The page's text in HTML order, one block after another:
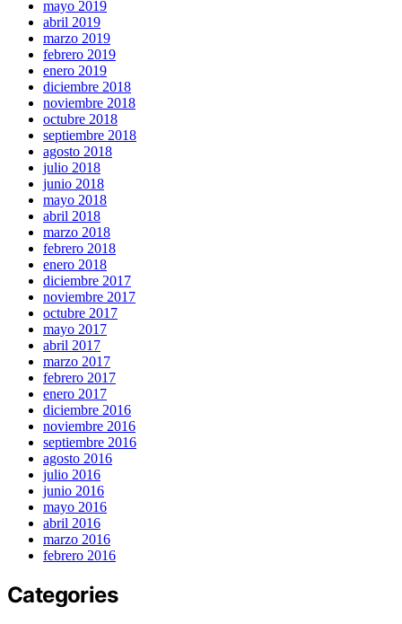
mayo 2019
abril 2019
marzo 2019
febrero 2019
enero 2019
diciembre 2018
noviembre 2018
octubre 2018
septiembre 2018
agosto 2018
julio 2018
junio 2018
mayo 2018
abril 2018
marzo 2018
febrero 2018
enero 2018
diciembre 2017
noviembre 2017
octubre 2017
mayo 2017
abril 2017
marzo 2017
febrero 2017
enero 2017
diciembre 2016
noviembre 2016
septiembre 2016
agosto 2016
julio 2016
junio 2016
mayo 2016
abril 2016
marzo 2016
febrero 2016
Categories